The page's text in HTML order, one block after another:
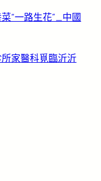
“一路生花”_中國
家醫科覓臨沂沂